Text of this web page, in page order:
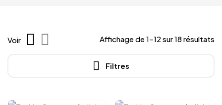
Filtres
Affichage de 1–12 sur 18 résultats
Voir